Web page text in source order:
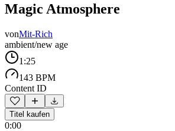
Magic Atmosphere
vonMit-Rich
ambient/new age
1:25
143 BPM
Content ID
Titel kaufen
0:00